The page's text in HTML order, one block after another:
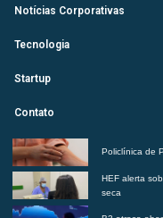
Notícias Corporativas
Tecnologia
Startup
Contato
Policlínica de
HEF alerta
seca